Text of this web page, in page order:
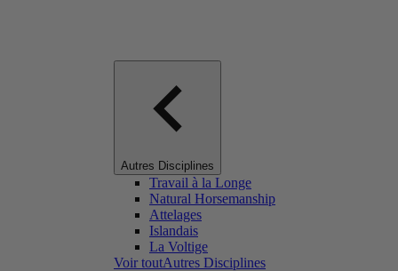
Autres Disciplines
Travail à la Longe
Natural Horsemanship
Attelages
Islandais
La Voltige
Voir toutAutres Disciplines